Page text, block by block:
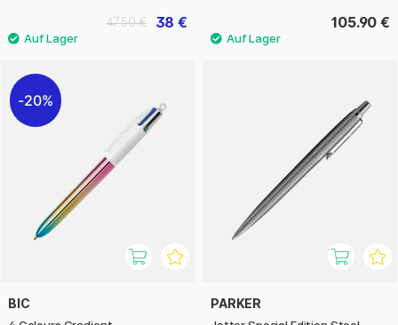
38 €
47.50 € 105.90 €
20%
BIC PARKER